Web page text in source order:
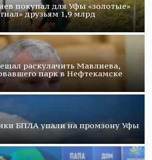
покупал для Уфы «золотые»
друзьям 1,9 млрд
раскулачить Мавлиева,
парк в Нефтекамске
БПЛА упали на промзону Уфы